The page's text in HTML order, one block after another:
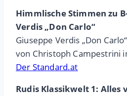
Himmlische Stimmen zu
Verdis „Don Carlo“
Giuseppe Verdis „Don
von Christoph Campestrini
Der Standard.at
Rudis Klassikwelt 1: Alles